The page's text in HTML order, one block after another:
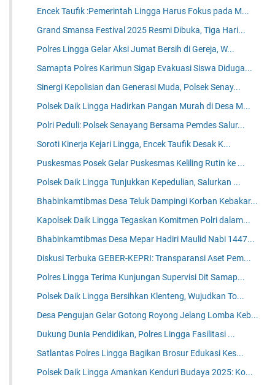
Encek Taufik :Pemerintah Lingga Harus Fokus pada M...
Grand Smansa Festival 2025 Resmi Dibuka, Tiga Hari...
Polres Lingga Gelar Aksi Jumat Bersih di Gereja, W...
Samapta Polres Karimun Sigap Evakuasi Siswa Diduga...
Sinergi Kepolisian dan Generasi Muda, Polsek Senay...
Polsek Daik Lingga Hadirkan Pangan Murah di Desa M...
Polri Peduli: Polsek Senayang Bersama Pemdes Salur...
Soroti Kinerja Kejari Lingga, Encek Taufik Desak K...
Puskesmas Posek Gelar Puskesmas Keliling Rutin ke ...
Polsek Daik Lingga Tunjukkan Kepedulian, Salurkan ...
Bhabinkamtibmas Desa Teluk Dampingi Korban Kebakar...
Kapolsek Daik Lingga Tegaskan Komitmen Polri dalam...
Bhabinkamtibmas Desa Mepar Hadiri Maulid Nabi 1447...
Diskusi Terbuka GEBER-KEPRI: Transparansi Aset Pem...
Polres Lingga Terima Kunjungan Supervisi Dit Samap...
Polsek Daik Lingga Bersihkan Klenteng, Wujudkan To...
Desa Pengujan Gelar Gotong Royong Jelang Lomba Keb...
Dukung Dunia Pendidikan, Polres Lingga Fasilitasi ...
Satlantas Polres Lingga Bagikan Brosur Edukasi Kes...
Polsek Daik Lingga Amankan Kenduri Budaya 2025: Ko...